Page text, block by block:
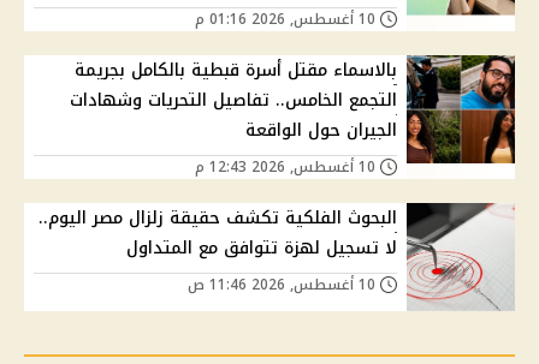
بالاسماء مقتل أسرة قبطية بالكامل بجريمة
التجمع الخامس.. تفاصيل التحريات وشهادات
الجيران حول الواقعة
البحوث الفلكية تكشف حقيقة زلزال مصر اليوم..
لا تسجيل لهزة تتوافق مع المتداول